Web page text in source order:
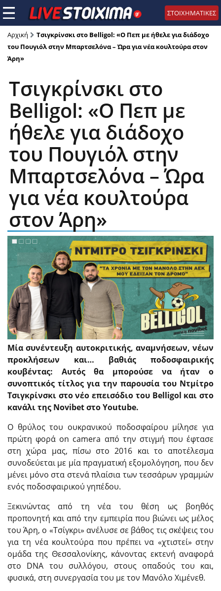
ΣΤΟΙΧΗΜΑΤΙΚΕΣ
Αρχική
Τσιγκρίνσκι στο Belligol: «Ο Πεπ με ήθελε για διάδοχο
του Πουγιόλ στην Μπαρτσελόνα – Ώρα για νέα κουλτούρα στον
Άρη»
Τσιγκρίνσκι στο
Belligol: «Ο Πεπ με
ήθελε για διάδοχο
του Πουγιόλ στην
Μπαρτσελόνα – Ώρα
για νέα κουλτούρα
στον Άρη»
Μία συνέντευξη αυτοκριτικής, αναμνήσεων, νέων
προκλήσεων και… βαθιάς ποδοσφαιρικής
κουβέντας: Αυτός θα μπορούσε να ήταν ο
συνοπτικός τίτλος για την παρουσία του Ντμίτρο
Τσιγκρίνσκι στο νέο επεισόδιο του Belligol και στο
κανάλι της Novibet στο Youtube.
Ο θρύλος του ουκρανικού ποδοσφαίρου μίλησε για
πρώτη φορά on camera από την στιγμή που έφτασε
στη χώρα μας, πίσω στο 2016 και το αποτέλεσμα
συνοδεύεται με μία πραγματική εξομολόγηση, που δεν
μένει μόνο στα στενά πλαίσια των τεσσάρων γραμμών
ενός ποδοσφαιρικού γηπέδου.
Ξεκινώντας από τη νέα του θέση ως βοηθός
προπονητή και από την εμπειρία που βιώνει ως μέλος
του Άρη, ο «Τσίγκρι» ανέλυσε σε βάθος τις σκέψεις του
για τη νέα κουλτούρα που πρέπει να «χτιστεί» στην
ομάδα της Θεσσαλονίκης, κάνοντας εκτενή αναφορά
στο DNA του συλλόγου, στους οπαδούς του και,
φυσικά, στη συνεργασία του με τον Μανόλο Χιμένεθ.